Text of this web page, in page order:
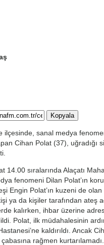
Kopyala
ilçesinde, sanal medya
Cihan Polat (37), uğradığı
14.00 sıralarında Alaçatı
fenomeni Dilan Polat’ın
Engin Polat’ın kuzeni de olan
ya da kişiler tarafından ateş
kalırken, ihbar üzerine
Polat, ilk müdahalesinin
kaldırıldı. Ancak
rağmen kurtarılamadı.